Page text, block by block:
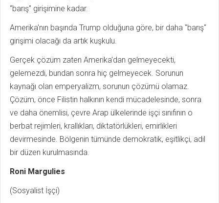
“barış” girişimine kadar.
Amerika'nın başında Trump olduğuna göre, bir daha "barış"
girişimi olacağı da artık kuşkulu.
Gerçek çözüm zaten Amerika'dan gelmeyecekti,
gelemezdi, bundan sonra hiç gelmeyecek. Sorunun
kaynağı olan emperyalizm, sorunun çözümü olamaz.
Çözüm, önce Filistin halkının kendi mücadelesinde, sonra
ve daha önemlisi, çevre Arap ülkelerinde işçi sınıfının o
berbat rejimleri, krallıkları, diktatörlükleri, emirlikleri
devirmesinde. Bölgenin tümünde demokratik, eşitlikçi, adil
bir düzen kurulmasında.
Roni Margulies
(Sosyalist İşçi)